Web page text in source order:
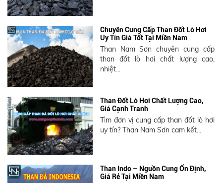
Chuyên Cung Cấp Than Đốt Lò Hơi
Uy Tín Giá Tốt Tại Miền Nam
Than Nam Sơn chuyên cung cấp
than đốt lò hơi chất lượng cao,
nhiệt...
Than Đốt Lò Hơi Chất Lượng Cao,
Giá Cạnh Tranh
Tìm đơn vị cung cấp than đốt lò hơi
uy tín? Than Nam Sơn cam kết...
Than Indo – Nguồn Cung Ổn Định,
Giá Rẻ Tại Miền Nam